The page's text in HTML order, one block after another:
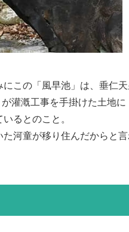
この「風早池」は、垂仁
灌漑工事を手掛けた土地に
るとのこと。
河童が移り住んだからと